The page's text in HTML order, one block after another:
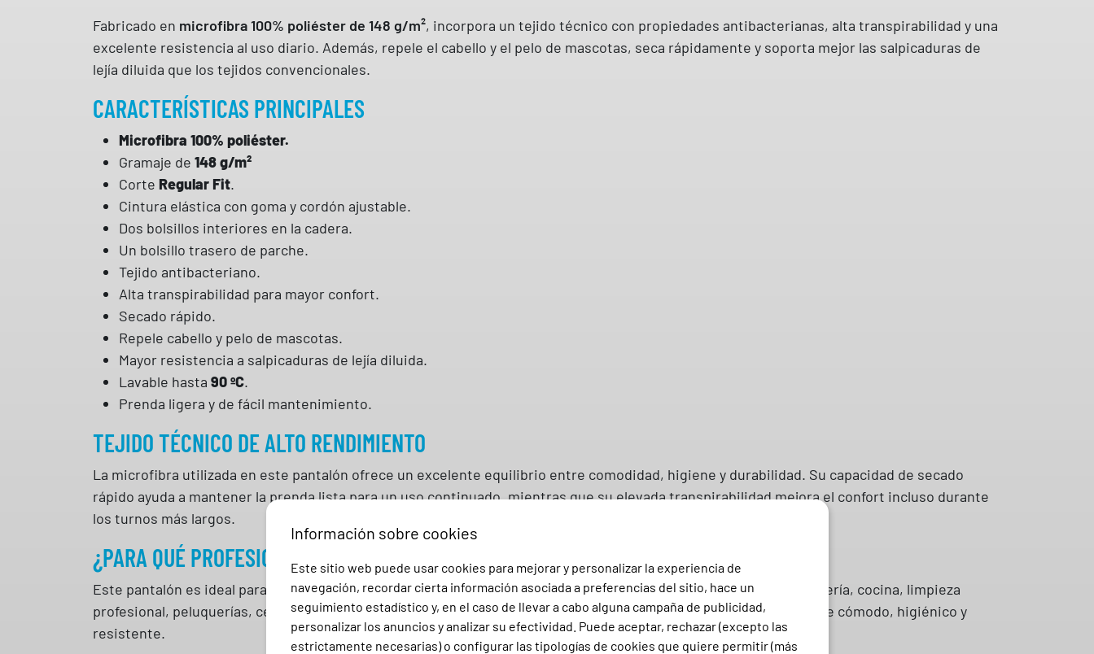
O
M
c
a
i
d
a
d
Fabricado en microfibra 100% poliéster de 148 g/m², incorpora un tejido técnico con propiedades antibacterianas, alta transpirabilidad y una
excelente resistencia al uso diario. Además, repele el cabello y el pelo de mascotas, seca rápidamente y soporta mejor las salpicaduras de
lejía diluida que los tejidos convencionales.
CARACTERÍSTICAS PRINCIPALES
Microfibra 100% poliéster.
Gramaje de 148 g/m²
Corte Regular Fit.
Cintura elástica con goma y cordón ajustable.
Dos bolsillos interiores en la cadera.
Un bolsillo trasero de parche.
Tejido antibacteriano.
Alta transpirabilidad para mayor confort.
Secado rápido.
Repele cabello y pelo de mascotas.
Mayor resistencia a salpicaduras de lejía diluida.
Lavable hasta 90 ºC.
Prenda ligera y de fácil mantenimiento.
TEJIDO TÉCNICO DE ALTO RENDIMIENTO
La microfibra utilizada en este pantalón ofrece un excelente equilibrio entre comodidad, higiene y durabilidad. Su capacidad de secado
rápido ayuda a mantener la prenda lista para un uso continuado, mientras que su elevada transpirabilidad mejora el confort incluso durante
los turnos más largos.
¿PARA QUÉ PROFESIONALES ESTÁ RECOMENDADO?
Este pantalón es ideal para sanidad, clínicas, hospitales, residencias, veterinarias, laboratorios, farmacias, hostelería, cocina, limpieza
profesional, peluquerías, centros de estética, spas, comercios y cualquier actividad donde se requiera un uniforme cómodo, higiénico y
resistente.
Información sobre cookies
Este sitio web puede usar cookies para mejorar y personalizar la experiencia de
navegación, recordar cierta información asociada a preferencias del sitio, hace un
seguimiento estadístico y, en el caso de llevar a cabo alguna campaña de publicidad,
personalizar los anuncios y analizar su efectividad. Puede aceptar, rechazar (excepto las
estrictamente necesarias) o configurar las tipologías de cookies que quiere permitir (más